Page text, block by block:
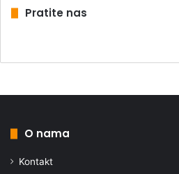
Pratite nas
O nama
Kontakt